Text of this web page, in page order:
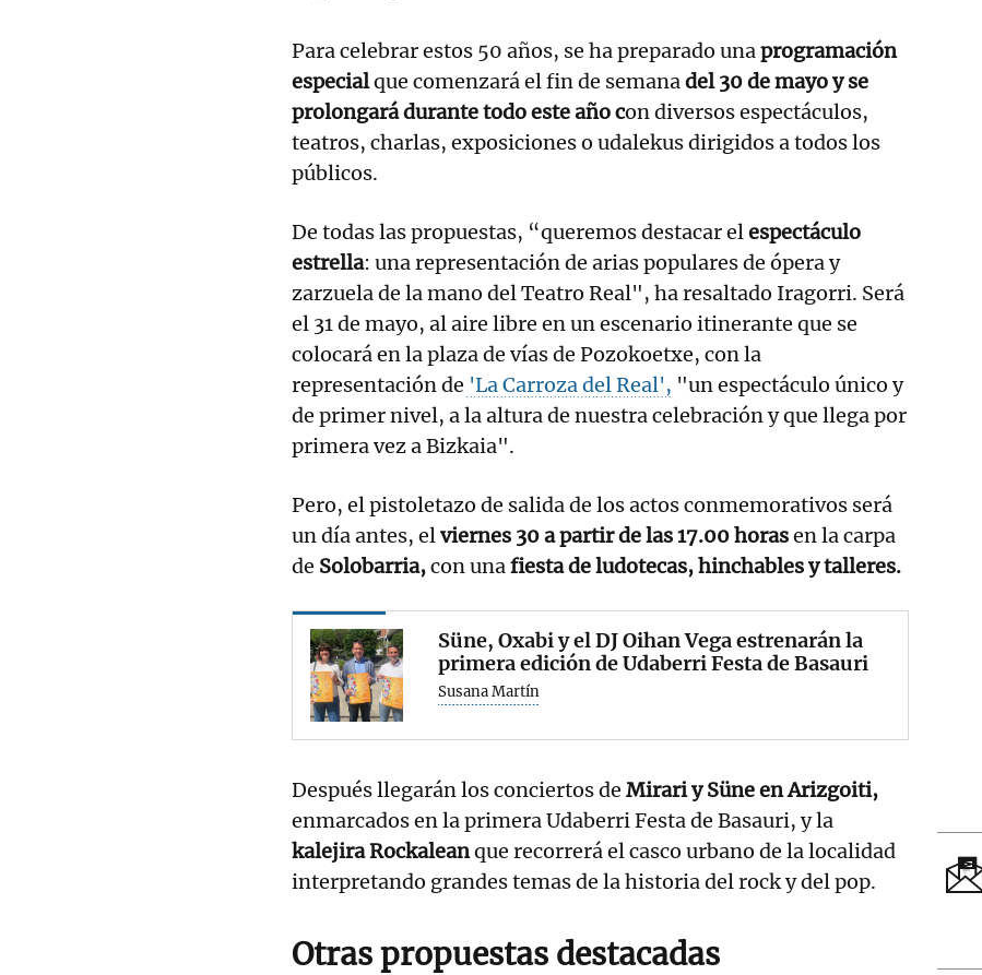
Para celebrar estos 50 años, se ha preparado unaprogramación
especialque comenzará el fin de semanadel 30 de mayo y se
prolongará durante todo este año con diversos espectáculos,
teatros, charlas, exposiciones o udalekus dirigidos a todos los
públicos.
De todas las propuestas, “queremos destacar elespectáculo
estrella: una representación de arias populares de ópera y
zarzuela de la mano del Teatro Real", ha resaltado Iragorri. Será
el 31 de mayo, al aire libre en un escenario itinerante que se
colocará en la plaza de vías de Pozokoetxe, con la
representación de 'La Carroza del Real', "un espectáculo único y
de primer nivel, a la altura de nuestra celebración y que llega por
primera vez a Bizkaia".
Pero, el pistoletazo de salida de los actos conmemorativos será
un día antes, elviernes 30 a partir de las 17.00 horasen la carpa
de Solobarria,con unafiesta de ludotecas, hinchables y talleres.
Süne, Oxabi y el DJ Oihan Vega estrenarán la
primera edición de Udaberri Festa de Basauri
Susana Martín
Después llegarán los conciertos de Mirari y Süne en Arizgoiti,
enmarcados en la primera Udaberri Festa de Basauri, y la
kalejira Rockaleanque recorrerá el casco urbano de la localidad
interpretando grandes temas de la historia del rock y del pop.
Otras propuestas destacadas